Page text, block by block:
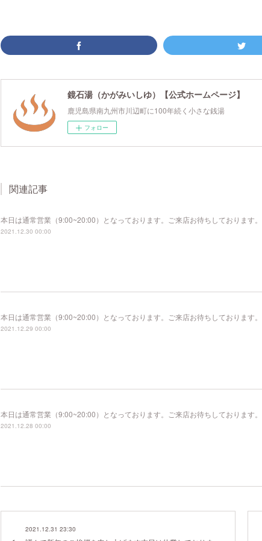
鏡石湯（かがみいしゆ）【公式ホームページ】
鹿児島県南九州市川辺町に100年続く小さな銭湯
フォロー
関連記事
本日は通常営業（9:00~20:00）となっております。ご来店お待ちしております。
2021.12.30 00:00
本日は通常営業（9:00~20:00）となっております。ご来店お待ちしております。
2021.12.29 00:00
本日は通常営業（9:00~20:00）となっております。ご来店お待ちしております。
2021.12.28 00:00
2021.12.31 23:30